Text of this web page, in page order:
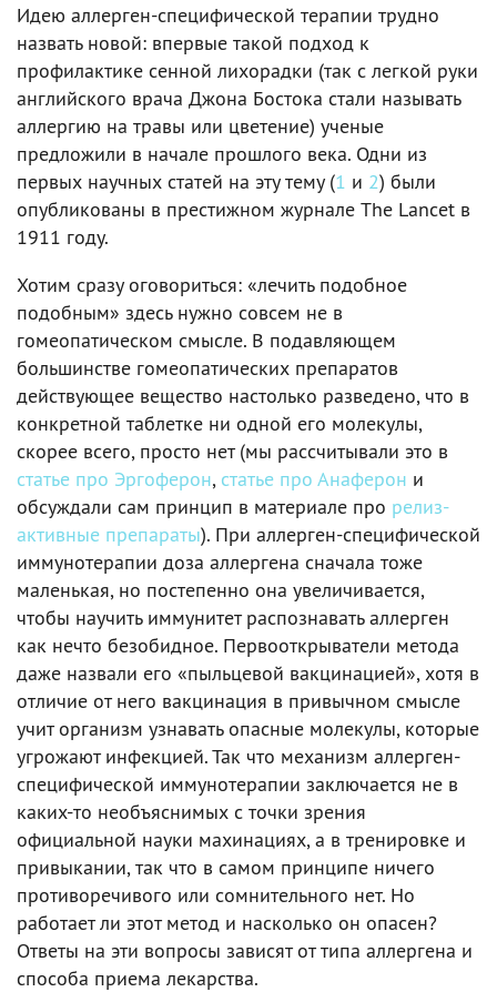
Идею аллерген-специфической терапии трудно
назвать новой: впервые такой подход к
профилактике сенной лихорадки (так с легкой руки
английского врача Джона Бостока стали называть
аллергию на травы или цветение) ученые
предложили в начале прошлого века. Одни из
первых научных статей на эту тему (1 и 2) были
опубликованы в престижном журнале The Lancet в
1911 году.
Хотим сразу оговориться: «лечить подобное
подобным» здесь нужно совсем не в
гомеопатическом смысле. В подавляющем
большинстве гомеопатических препаратов
действующее вещество настолько разведено, что в
конкретной таблетке ни одной его молекулы,
скорее всего, просто нет (мы рассчитывали это в
статье про Эргоферон, статье про Анаферон и
обсуждали сам принцип в материале про релиз-
активные препараты). При аллерген-специфической
иммунотерапии доза аллергена сначала тоже
маленькая, но постепенно она увеличивается,
чтобы научить иммунитет распознавать аллерген
как нечто безобидное. Первооткрыватели метода
даже назвали его «пыльцевой вакцинацией», хотя в
отличие от него вакцинация в привычном смысле
учит организм узнавать опасные молекулы, которые
угрожают инфекцией. Так что механизм аллерген-
специфической иммунотерапии заключается не в
каких-то необъяснимых с точки зрения
официальной науки махинациях, а в тренировке и
привыкании, так что в самом принципе ничего
противоречивого или сомнительного нет. Но
работает ли этот метод и насколько он опасен?
Ответы на эти вопросы зависят от типа аллергена и
способа приема лекарства.